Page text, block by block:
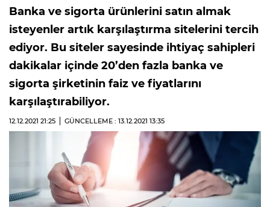
Banka ve sigorta ürünlerini satın almak
isteyenler artık karşılaştırma sitelerini tercih
ediyor. Bu siteler sayesinde ihtiyaç sahipleri
dakikalar içinde 20’den fazla banka ve
sigorta şirketinin faiz ve fiyatlarını
karşılaştırabiliyor.
12.12.2021 21:25 GÜNCELLEME : 13.12.2021 13:35